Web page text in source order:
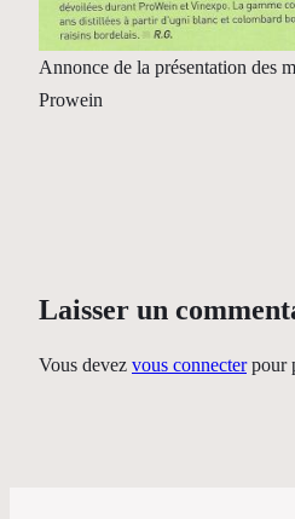
Annonce de la présentation des
Prowein
Laisser un
Vous devez vous connecterpour